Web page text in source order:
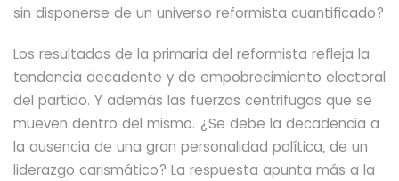
sin disponerse de un universo reformista cuantificado?
Los resultados de la primaria del reformista refleja la
tendencia decadente y de empobrecimiento electoral
del partido. Y además las fuerzas centrifugas que se
mueven dentro del mismo. ¿Se debe la decadencia a
la ausencia de una gran personalidad política, de un
liderazgo carismático? La respuesta apunta más a la